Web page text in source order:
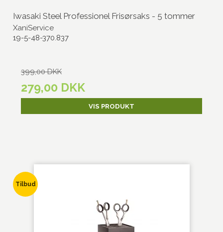
Iwasaki Steel Professionel Frisørsaks - 5 tommer
XaniService
19-5-48-370.837
399,00 DKK
279,00 DKK
VIS PRODUKT
Tilbud